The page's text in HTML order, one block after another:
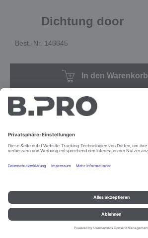
Dichtung door
Best.-Nr. 146645
In den Warenkorb
Impressum und Datenschutz
© B.PRO Catering Solutions